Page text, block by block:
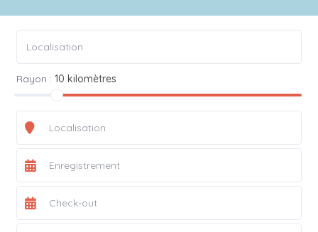
Rayon : 10 kilomètres